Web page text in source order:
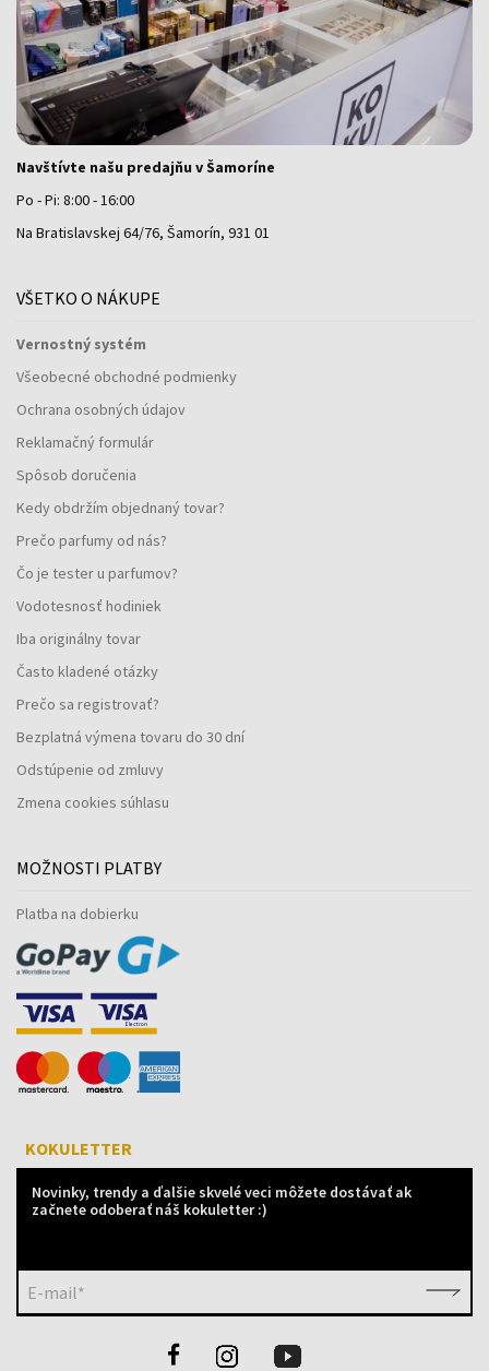
Navštívte našu predajňu v Šamoríne
Po - Pi: 8:00 - 16:00
Na Bratislavskej 64/76, Šamorín, 931 01
VŠETKO O NÁKUPE
Vernostný systém
Všeobecné obchodné podmienky
Ochrana osobných údajov
Reklamačný formulár
Spôsob doručenia
Kedy obdržím objednaný tovar?
Prečo parfumy od nás?
Čo je tester u parfumov?
Vodotesnosť hodiniek
Iba originálny tovar
Často kladené otázky
Prečo sa registrovať?
Bezplatná výmena tovaru do 30 dní
Odstúpenie od zmluvy
Zmena cookies súhlasu
MOŽNOSTI PLATBY
Platba na dobierku
KOKULETTER
Novinky, trendy a ďalšie skvelé veci môžete dostávať ak
začnete odoberať náš kokuletter :)
E-mail*